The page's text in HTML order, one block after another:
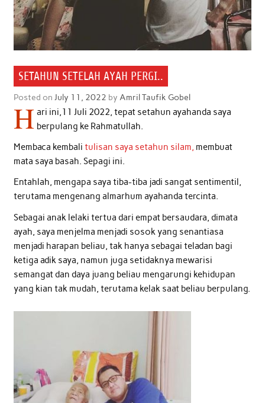
SETAHUN SETELAH AYAH PERGI..
Posted on July 11, 2022 by Amril Taufik Gobel
H ari ini,11 Juli 2022, tepat setahun ayahanda saya
berpulang ke Rahmatullah.
Membaca kembali tulisan saya setahun silam, membuat
mata saya basah. Sepagi ini.
Entahlah, mengapa saya tiba-tiba jadi sangat sentimentil,
terutama mengenang almarhum ayahanda tercinta.
Sebagai anak lelaki tertua dari empat bersaudara, dimata
ayah, saya menjelma menjadi sosok yang senantiasa
menjadi harapan beliau, tak hanya sebagai teladan bagi
ketiga adik saya, namun juga setidaknya mewarisi
semangat dan daya juang beliau mengarungi kehidupan
yang kian tak mudah, terutama kelak saat beliau berpulang.